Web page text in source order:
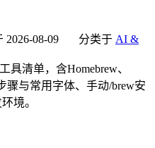
2026-08-09 分类于 AI &
具清单，含Homebrew、
骤与常用字体、手动/brew安
境。